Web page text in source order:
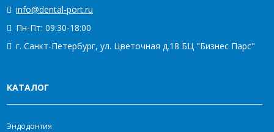
info@dental-port.ru
Пн-Пт: 09:30-18:00
г. Санкт-Петербург, ул. Цветочная д.18 БЦ "Бизнес Парс"
КАТАЛОГ
Эндодонтия